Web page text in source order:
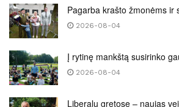
Pagarba krašto žmonėms ir
2026-08-04
Į rytinę mankštą susirinko
2026-08-04
Liberalų gretose – naujas